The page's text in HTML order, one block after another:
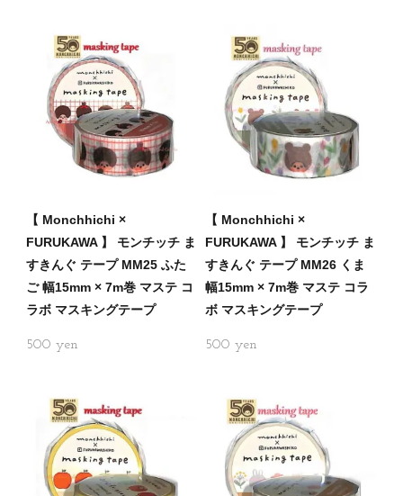
【 Monchhichi ×
FURUKAWA 】 モンチッチ ま
すきんぐ テープ MM25 ふた
ご 幅15mm × 7m巻 マステ コ
ラボ マスキングテープ
500
【 Monchhichi ×
FURUKAWA 】 モンチッチ ま
すきんぐ テープ MM26 くま
幅15mm × 7m巻 マステ コラ
ボ マスキングテープ
500